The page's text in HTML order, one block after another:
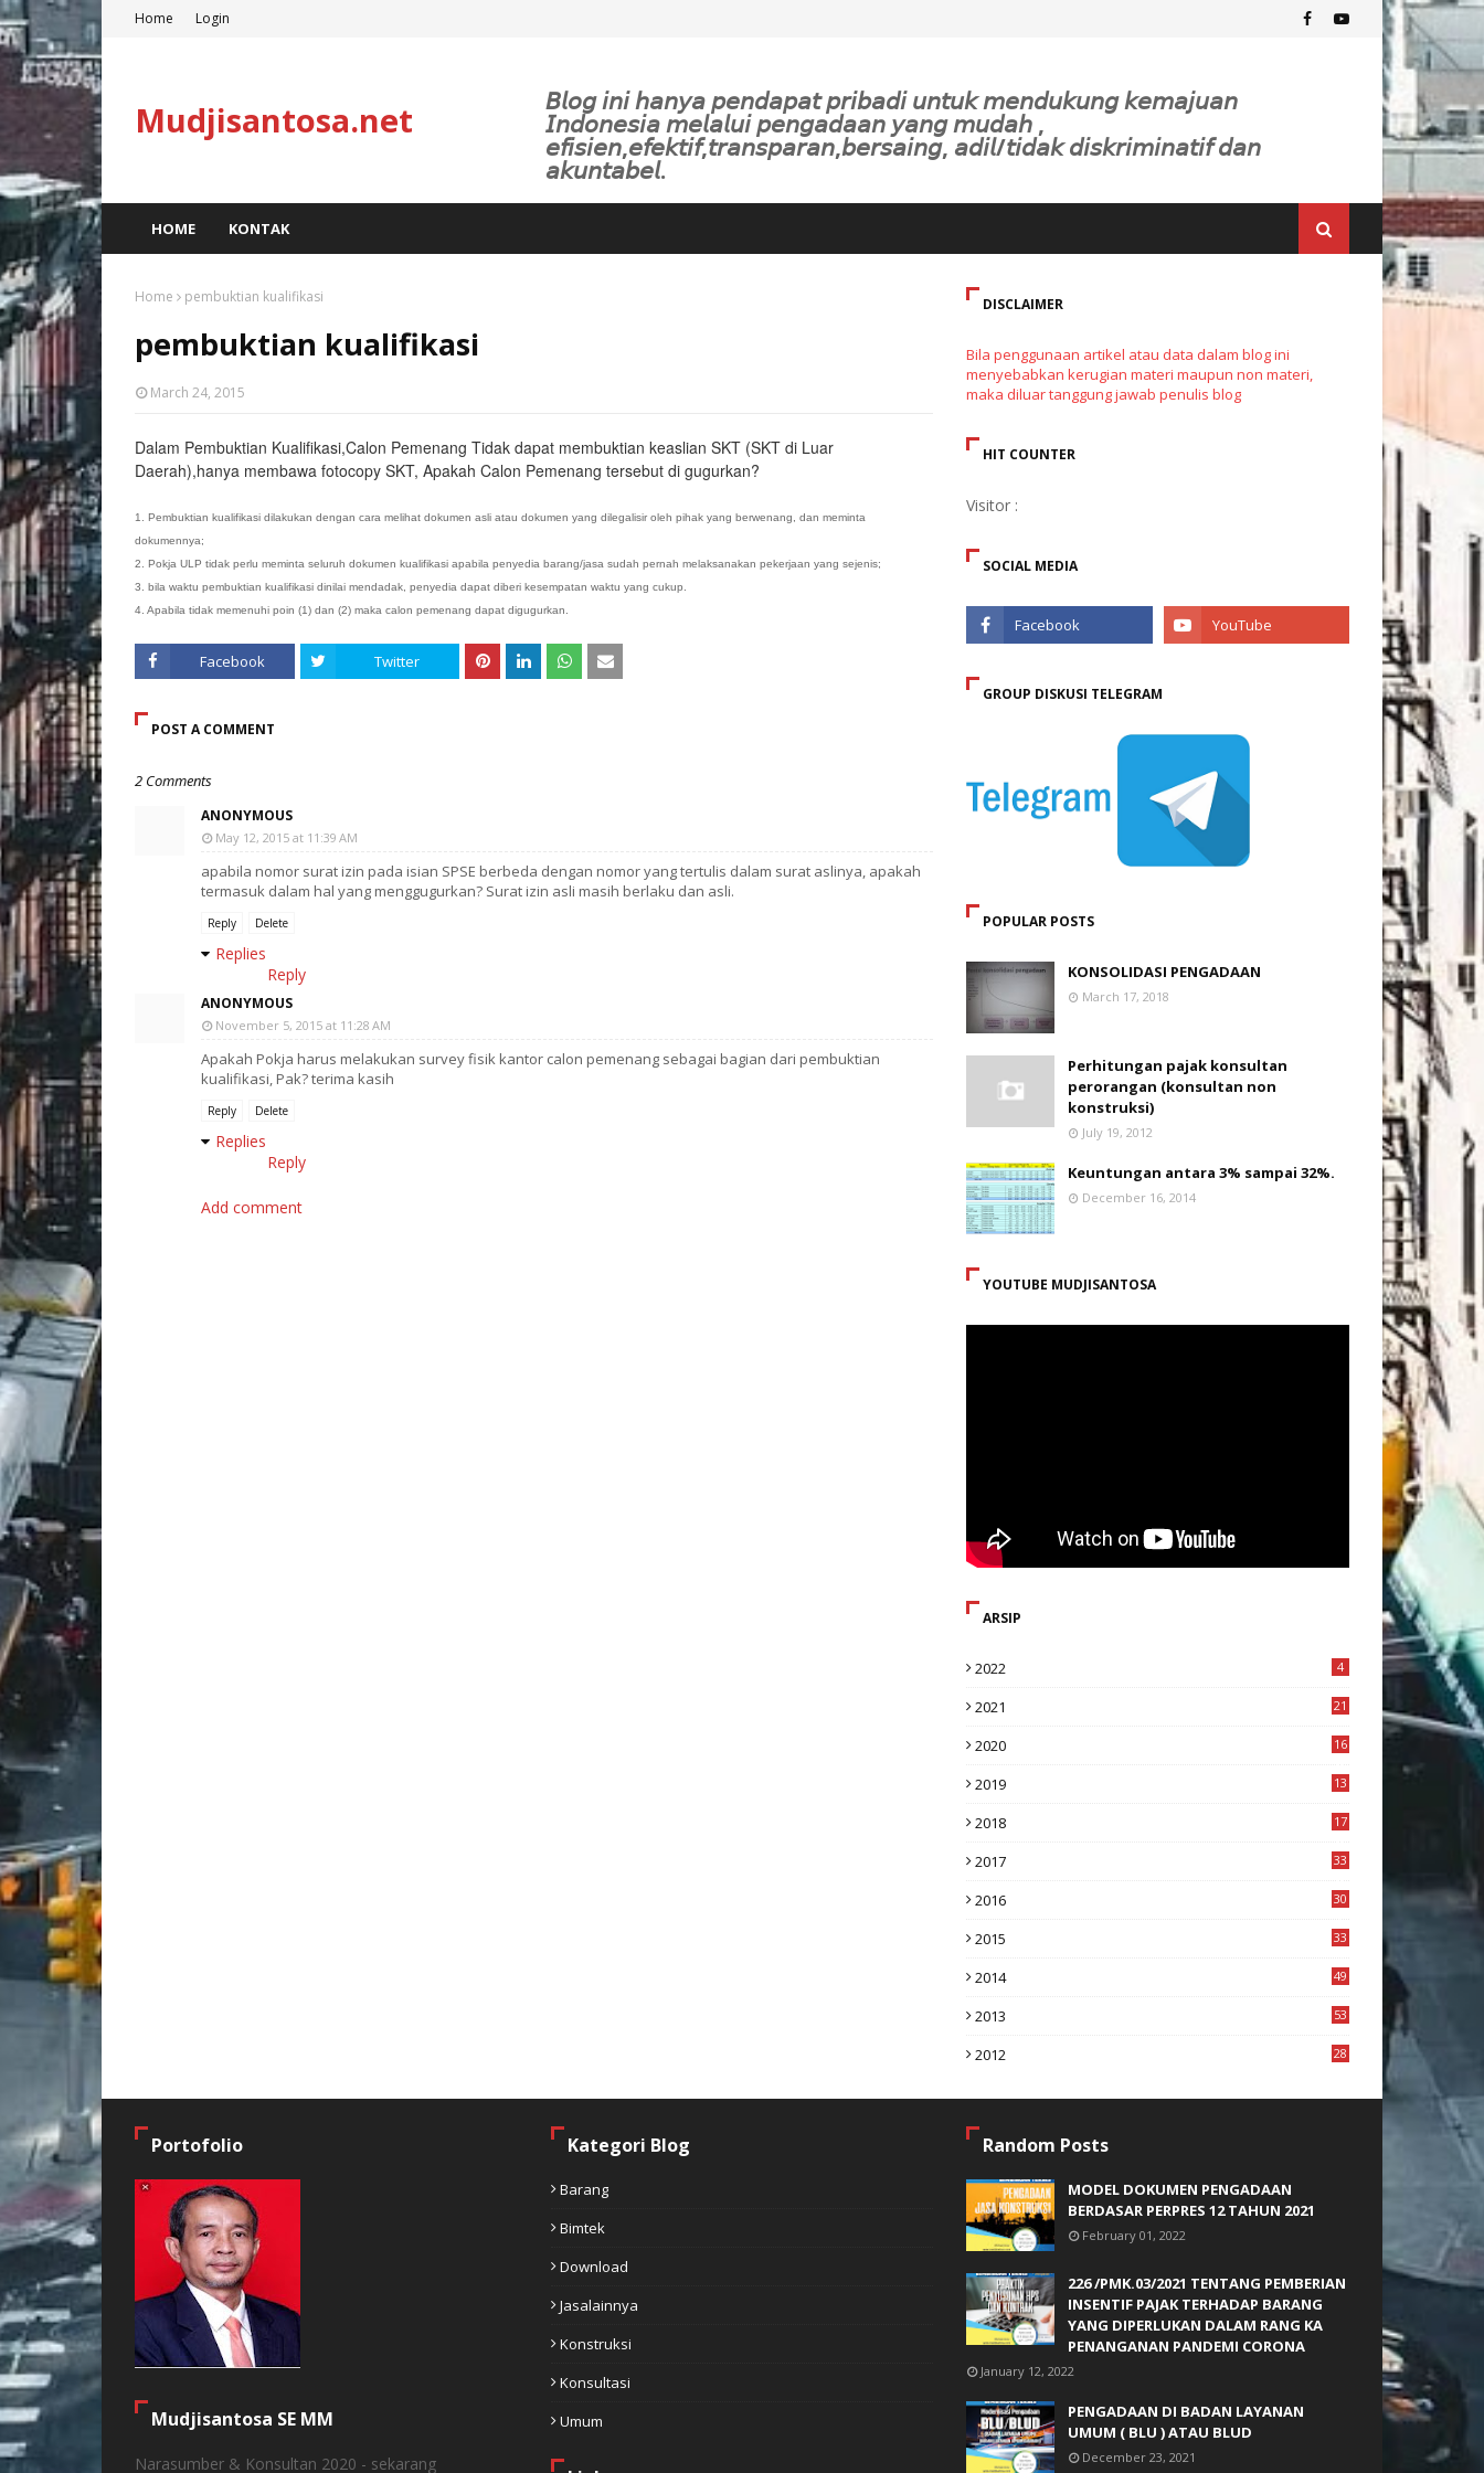
Home Login
Mudjisantosa.net 𝘉𝘭𝘰𝘨 𝘪𝘯𝘪 𝘩𝘢𝘯𝘺𝘢 𝘱𝘦𝘯𝘥𝘢𝘱𝘢𝘵 𝘱𝘳𝘪𝘣𝘢𝘥𝘪 𝘶𝘯𝘵𝘶𝘬 𝘮𝘦𝘯𝘥𝘶𝘬𝘶𝘯𝘨 𝘬𝘦𝘮𝘢𝘫𝘶𝘢𝘯
𝘐𝘯𝘥𝘰𝘯𝘦𝘴𝘪𝘢 𝘮𝘦𝘭𝘢𝘭𝘶𝘪 𝘱𝘦𝘯𝘨𝘢𝘥𝘢𝘢𝘯 𝘺𝘢𝘯𝘨 𝘮𝘶𝘥𝘢𝘩 ,
𝘦𝘧𝘪𝘴𝘪𝘦𝘯,𝘦𝘧𝘦𝘬𝘵𝘪𝘧,𝘵𝘳𝘢𝘯𝘴𝘱𝘢𝘳𝘢𝘯,𝘣𝘦𝘳𝘴𝘢𝘪𝘯𝘨, 𝘢𝘥𝘪𝘭/𝘵𝘪𝘥𝘢𝘬 𝘥𝘪𝘴𝘬𝘳𝘪𝘮𝘪𝘯𝘢𝘵𝘪𝘧 𝘥𝘢𝘯
𝘢𝘬𝘶𝘯𝘵𝘢𝘣𝘦𝘭.
HOME KONTAK
Home pembuktian kualifikasi
pembuktian kualifikasi
March 24, 2015
Dalam Pembuktian Kualifikasi,Calon Pemenang Tidak dapat membuktian keaslian SKT (SKT di Luar
Daerah),hanya membawa fotocopy SKT, Apakah Calon Pemenang tersebut di gugurkan?
1. Pembuktian kualifikasi dilakukan dengan cara melihat dokumen asli atau dokumen yang dilegalisir oleh pihak yang berwenang, dan meminta
dokumennya;
2. Pokja ULP tidak perlu meminta seluruh dokumen kualifikasi apabila penyedia barang/jasa sudah pernah melaksanakan pekerjaan yang sejenis;
3. bila waktu pembuktian kualifikasi dinilai mendadak, penyedia dapat diberi kesempatan waktu yang cukup.
4. Apabila tidak memenuhi poin (1) dan (2) maka calon pemenang dapat digugurkan.
Facebook Twitter
POST A COMMENT
2 Comments
ANONYMOUS
May 12, 2015 at 11:39 AM
apabila nomor surat izin pada isian SPSE berbeda dengan nomor yang tertulis dalam surat aslinya, apakah
termasuk dalam hal yang menggugurkan? Surat izin asli masih berlaku dan asli.
Reply Delete
Replies
Reply
ANONYMOUS
November 5, 2015 at 11:28 AM
Apakah Pokja harus melakukan survey fisik kantor calon pemenang sebagai bagian dari pembuktian
kualifikasi, Pak? terima kasih
Reply Delete
Replies
Reply
Add comment
DISCLAIMER
Bila penggunaan artikel atau data dalam blog ini
menyebabkan kerugian materi maupun non materi,
maka diluar tanggung jawab penulis blog
HIT COUNTER
Visitor :
SOCIAL MEDIA
GROUP DISKUSI TELEGRAM
POPULAR POSTS
KONSOLIDASI PENGADAAN
March 17, 2018
Perhitungan pajak konsultan
perorangan (konsultan non
konstruksi)
July 19, 2012
Keuntungan antara 3% sampai 32%.
December 16, 2014
YOUTUBE MUDJISANTOSA
ARSIP
2022 4
2021 21
2020
16
2019
13
2018
17
2017
33
2016
30
2015
33
2014
49
2013
53
2012
28
Portofolio
Mudjisantosa SE MM
Narasumber & Konsultan 2020 - sekarang
Kategori Blog
Barang
Bimtek
Download
Jasalainnya
Konstruksi
Konsultasi
Umum
Random Posts
MODEL DOKUMEN PENGADAAN
BERDASAR PERPRES 12 TAHUN 2021
February 01, 2022
226 /PMK.03/2021 TENTANG PEMBERIAN
INSENTIF PAJAK TERHADAP BARANG
YANG DIPERLUKAN DALAM RANG KA
PENANGANAN PANDEMI CORONA
January 12, 2022
PENGADAAN DI BADAN LAYANAN
UMUM ( BLU ) ATAU BLUD
December 23, 2021